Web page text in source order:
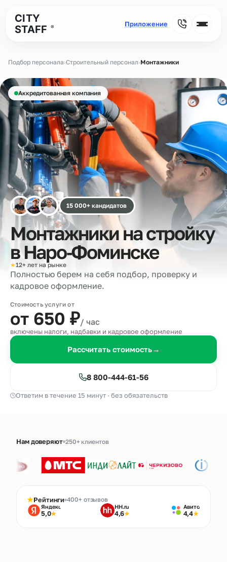
CITY
STAFF
®
Подбор персонала›Строительный персонал›Монтажники
Аккредитованная компания
15 000+ кандидатов
Монтажники на стройку
вНаро‑Фоминске
★12+ лет на рынке
Полностью берем на себя подбор, проверку и
кадровое оформление.
Стоимость услуги от
от 650 ₽/ час
включены налоги, надбавки и кадровое оформление
Рассчитать стоимость→
8 800-444-61-56
Ответим в течение 15 минут · без обязательств
Нам доверяют 250+ клиентов
★Рейтинги 400+ отзывов
Яндекс
5,0★
HH.ru
4,6★
Авито
4,4★